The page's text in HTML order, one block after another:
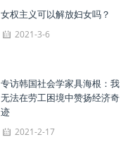
女权主义可以解放妇女吗？
2021-3-6
专访韩国社会学家具海根：我
无法在劳工困境中赞扬经济奇
迹
2021-2-17